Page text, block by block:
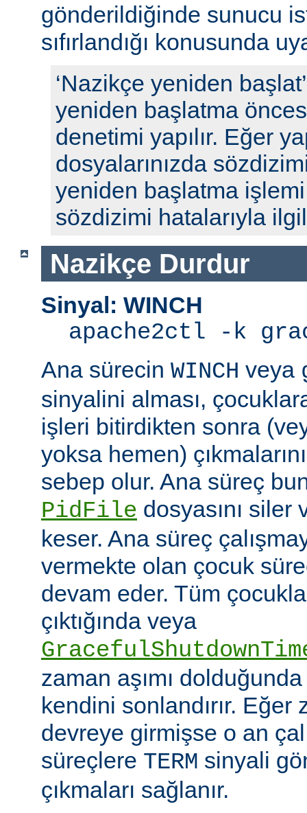
gönderildiğinde sunucu
sıfırlandığı konusunda
‘Nazikçe yeniden
yeniden başlatma
denetimi yapılır. Eğer
dosyalarınızda
yeniden başlatma
sözdizimi hatalarıyla
Nazikçe Durdur
Sinyal: WINCH
apache2ctl -k
Ana sürecin WINCH veya
sinyalini alması,
işleri bitirdikten sonra
yoksa hemen)
sebep olur. Ana süreç
PidFile dosyasını
keser. Ana süreç
vermekte olan çocuk
devam eder. Tüm
çıktığında veya
zaman aşımı
kendini sonlandırır. Eğer
devreye girmişse o an
süreçlere TERM sinyali
çıkmaları sağlanır.